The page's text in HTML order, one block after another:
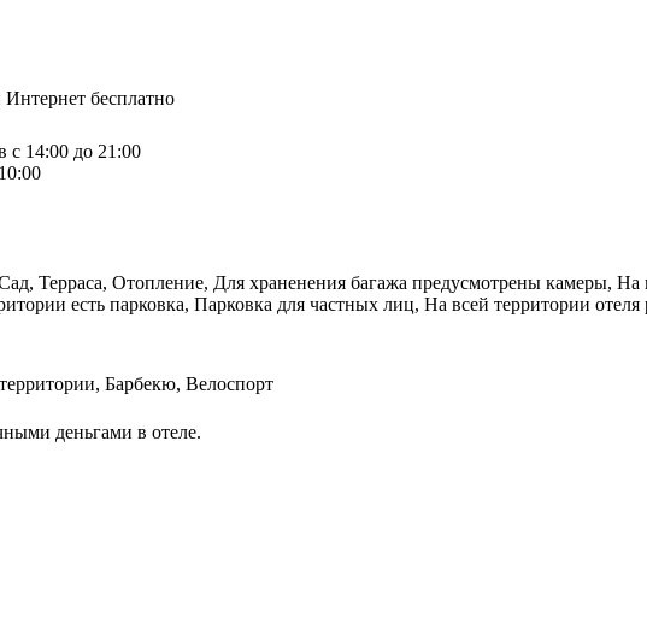
бесплатно
с 14:00 до 21:00
Терраса, Отопление, Для храненения багажа предусмотрены камеры, На
есть парковка, Парковка для частных лиц, На всей территории отеля
Барбекю, Велоспорт
деньгами в отеле.